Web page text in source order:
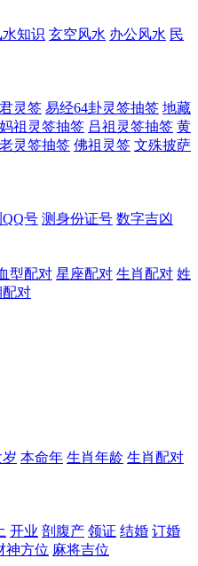
水知识 玄空风水 办公风水 民
灵签 易经64卦灵签抽签 地藏
妈祖灵签抽签 吕祖灵签抽签 黄
灵签抽签 佛祖灵签 文殊披萨
号 测身份证号 数字吉凶
型配对 星座配对 生肖配对 姓
对
本命年 生肖年龄 生肖配对
开业 剖腹产 领证 结婚 订婚
神方位 麻将吉位